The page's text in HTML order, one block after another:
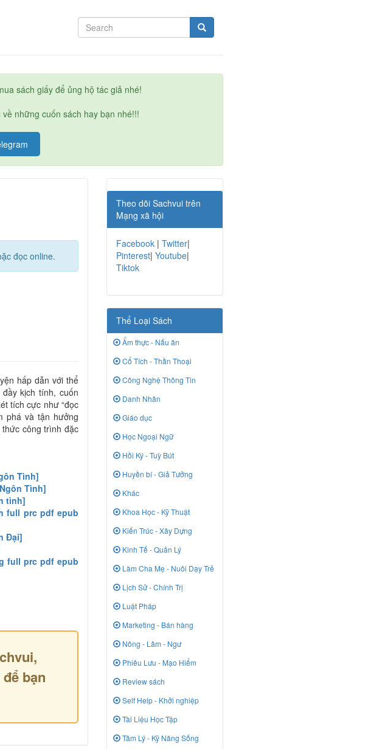
sách giấy để ủng hộ tác giả nhé!
những cuốn sách hay bạn nhé!!!
đọc online.
hấp dẫn với thể
kịch tính, cuốn
tích cực như “đọc
phá và tận hưởng
công trình đặc
Tình]
Tình]
tình]
full prc pdf epub
Đại]
full prc pdf epub
bạn
Theo dõi Sachvui trên
Mạng xã hội
Facebook | Twitter|
Pinterest| Youtube|
Tiktok
Thể Loại Sách
Ẩm thực - Nấu ăn
Cổ Tích - Thần Thoại
Công Nghệ Thông Tin
Danh Nhân
Giáo dục
Học Ngoại Ngữ
Hồi Ký - Tuỳ Bút
Huyền bí - Giả Tưởng
Khác
Khoa Học - Kỹ Thuật
Kiến Trúc - Xây Dựng
Kinh Tế - Quản Lý
Làm Cha Mẹ - Nuôi Dạy Trẻ
Lịch Sử - Chính Trị
Luật Pháp
Marketing - Bán hàng
Nông - Lâm - Ngư
Phiêu Lưu - Mạo Hiểm
Review sách
Self Help - Khởi nghiệp
Tài Liệu Học Tập
Tâm Lý - Kỹ Năng Sống